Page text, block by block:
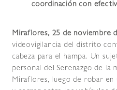
coordinación con
Miraflores, 25 de noviembre
videovigilancia del distrito
cabeza para el hampa. Un
personal del Serenazgo de la
Miraflores, luego de robar